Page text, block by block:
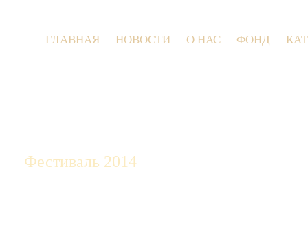
ГЛАВНАЯ НОВОСТИ О НАС ФОНД
Фестиваль 2014